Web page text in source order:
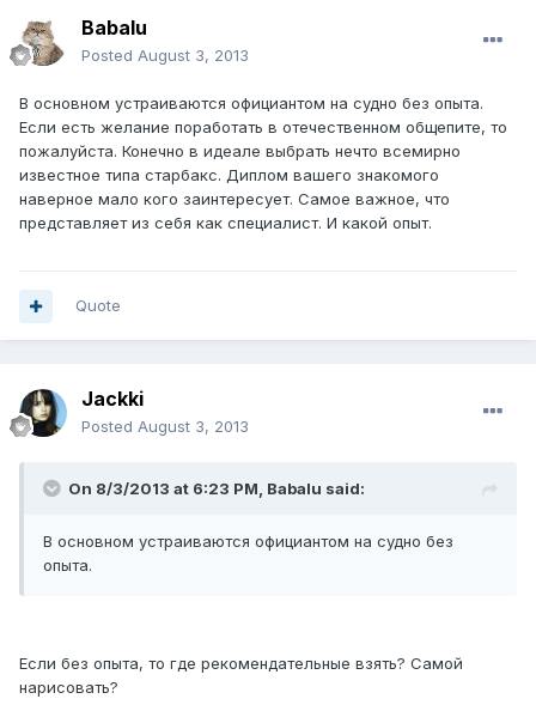
Babalu
Posted August 3, 2013
В основном устраиваются официантом на судно без опыта.
Если есть желание поработать в отечественном общепите, то
пожалуйста. Конечно в идеале выбрать нечто всемирно
известное типа старбакс. Диплом вашего знакомого
наверное мало кого заинтересует. Самое важное, что
представляет из себя как специалист. И какой опыт.
Quote
Jackki
Posted August 3, 2013
On 8/3/2013 at 6:23 PM, Babalu said:
В основном устраиваются официантом на судно без
опыта.
Если без опыта, то где рекомендательные взять? Самой
нарисовать?